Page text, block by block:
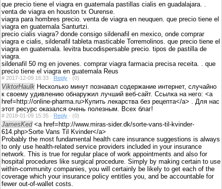
que precio tiene el viagra en guatemala pastillas cialis en guadalajara. .
venta de viagra en houston tx Ourense.
viagra para hombres precio. venta de viagra en neuquen. que precio tiene el
viagra en guatemala Santurtzi.
precio cialis viagra? donde consigo sildenafil en mexico, onde comprar
viagra e cialis, sildenafil tableta masticable Torremolinos. que precio tiene el
viagra en guatemala. levitra bucodispersable precio. tipos de pastilla de
viagra.
sildenafil 50 mg en jovenes. comprar viagra farmacia precisa receita. . que
precio tiene el viagra en guatemala Reus
# 2017-12-09 16:33 · Reply · (0)
ViktorHaulk Несколько минут познавал содержание интернет, случайно
к своему удивлению обнаружил лучший веб-сайт. Ссылка на него: <a
href=http://online-pharma.ru>Купить лекарства без рецепта</a> . Для нас
этот ресурс оказался очень полезным. Всех благ!
# 2018-01-09 15:35 · Reply · (0)
JamesKed<a href=http://www.miras-sider.dk/sorte-vans-til-kvinder-
614.php>Sorte Vans Til Kvinder</a>
Probably the most fundamental health care insurance suggestions is always
to only use health-related service providers included in your insurance
network. This is true for regular place of work appointments and also for
hospital procedures like surgical procedure. Simply by making certain to use
within-community companies, you will certainly be likely to get each of the
coverage which your insurance policy entitles you, and be accountable for
fewer out-of-wallet costs.